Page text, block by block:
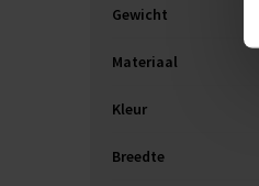
Gewicht
Materiaal
Kleur
Breedte